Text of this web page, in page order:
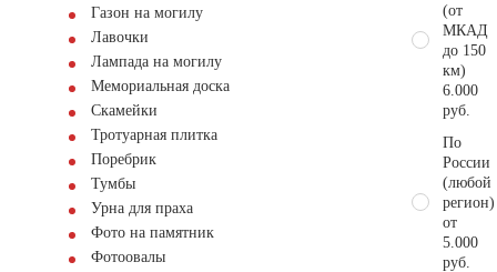
Газон на могилу
Лавочки
Лампада на могилу
Мемориальная доска
Скамейки
Тротуарная плитка
Поребрик
Тумбы
Урна для праха
Фото на памятник
Фотоовалы
(от
МКАД
до 150
км)
6.000
руб.
По
России
(любой
регион)
от
5.000
руб.